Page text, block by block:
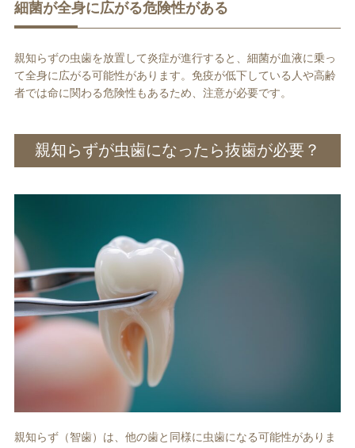
細菌が全身に広がる危険性がある
親知らずの虫歯を放置して炎症が進行すると、細菌が血液に乗っ
て全身に広がる可能性があります。免疫が低下している人や高齢
者では命に関わる危険性もあるため、注意が必要です。
親知らずが虫歯になったら抜歯が必要？
親知らず（智歯）は、他の歯と同様に虫歯になる可能性がありま